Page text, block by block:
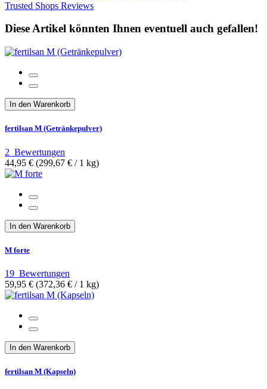
Trusted Shops Reviews
Diese Artikel könnten Ihnen eventuell auch gefallen!
In den Warenkorb
fertilsan M (Getränkepulver)
2 Bewertungen
44,95 € (299,67 €­ / 1 kg)
In den Warenkorb
M forte
19 Bewertungen
59,95 € (372,36 €­ / 1 kg)
In den Warenkorb
fertilsan M (Kapseln)